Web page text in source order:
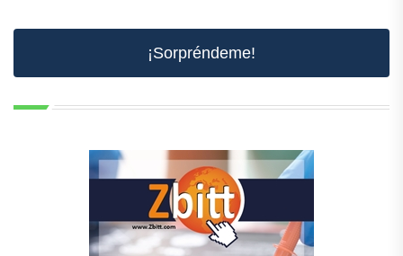
¡Sorpréndeme!